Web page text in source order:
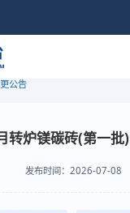
公告
转炉镁碳砖(第一
发布时间： 2026-07-08